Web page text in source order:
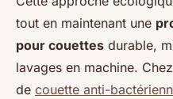
tout en maintenant une
pour couettes durable,
lavages en machine.
de couette anti-